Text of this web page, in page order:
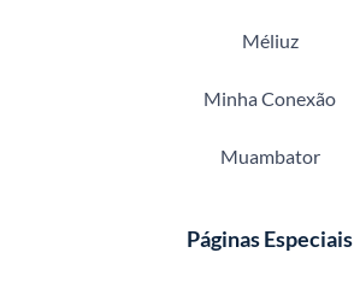
Méliuz
Minha Conexão
Muambator
Páginas Especiais